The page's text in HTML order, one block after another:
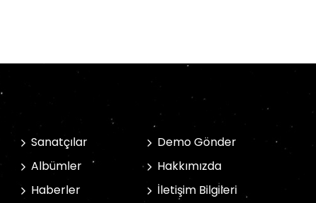
Sanatçılar
Albümler
Haberler
Demo Gönder
Hakkımızda
İletişim Bilgileri